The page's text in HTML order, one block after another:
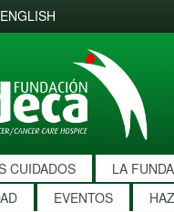
ENGLISH
CUIDADOS LA
EVENTOS